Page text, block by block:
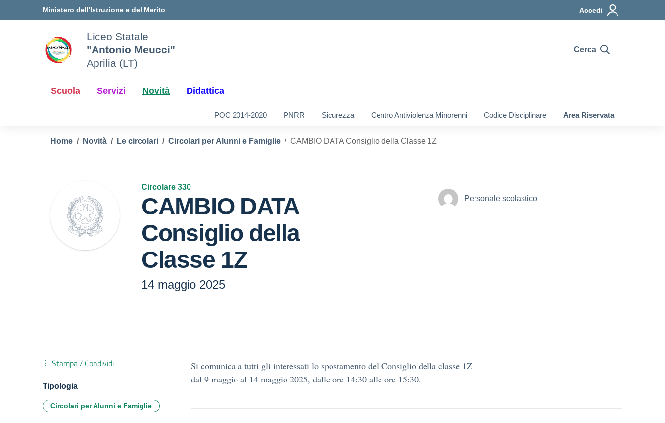
Vai ai contenuti
Vai al menu di navigazioneMinistero dell'Istruzione e del Merito Accedi
Liceo Statale
"Antonio Meucci"
Aprilia (LT)
Cerca
Scuola Servizi Novità Didattica
POC 2014-2020 PNRR Sicurezza Centro Antiviolenza Minorenni Codice Disciplinare Area Riservata
Home Novità Le circolari Circolari per Alunni e Famiglie CAMBIO DATA Consiglio della Classe 1Z
Circolare 330
CAMBIO DATA
Consiglio della
Classe 1Z
14 maggio 2025
Personale scolastico
Si comunica a tutti gli interessati lo spostamento del Consiglio della classe 1Z
dal 9 maggio al 14 maggio 2025, dalle ore 14:30 alle ore 15:30.
Stampa / Condividi
Tipologia
Circolari per Alunni e Famiglie